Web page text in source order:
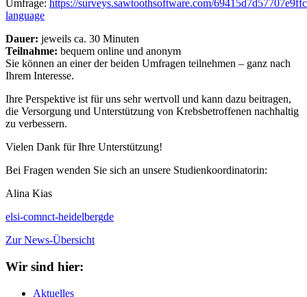
Umfrage: https://surveys.sawtoothsoftware.com/
language
Dauer: jeweils ca. 30 Minuten
Teilnahme: bequem online und anonym
Sie können an einer der beiden Umfragen teilnehmen – ganz nach
Ihrem Interesse.
Ihre Perspektive ist für uns sehr wertvoll und kann dazu beitragen,
die Versorgung und Unterstützung von Krebsbetroffenen nachhaltig
zu verbessern.
Vielen Dank für Ihre Unterstützung!
Bei Fragen wenden Sie sich an unsere Studienkoordinatorin:
Alina Kias
elsi-comnct-heidelbergde
Zur News-Übersicht
Wir sind hier:
Aktuelles